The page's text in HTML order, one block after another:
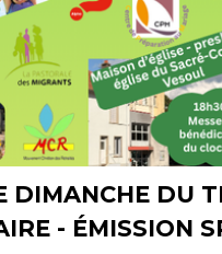
DIMANCHE DU
- ÉMISSION